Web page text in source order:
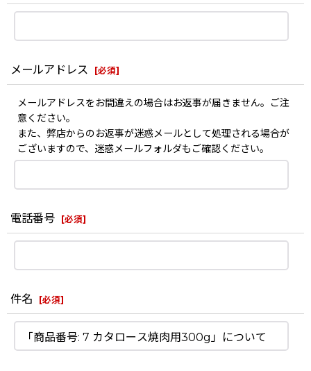
メールアドレス [必須]
メールアドレスをお間違えの場合はお返事が届きません。ご注
意ください。
また、弊店からのお返事が迷惑メールとして処理される場合が
ございますので、迷惑メールフォルダもご確認ください。
電話番号 [必須]
件名 [必須]